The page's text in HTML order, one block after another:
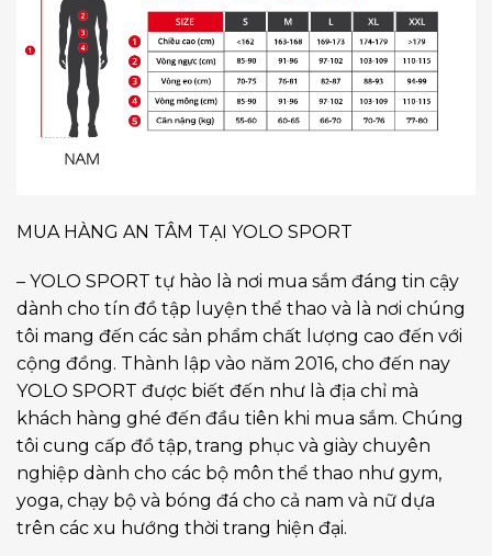
MUA HÀNG AN TÂM TẠI YOLO SPORT
– YOLO SPORT tự hào là nơi mua sắm đáng tin cậy
dành cho tín đồ tập luyện thể thao và là nơi chúng
tôi mang đến các sản phẩm chất lượng cao đến với
cộng đồng. Thành lập vào năm 2016, cho đến nay
YOLO SPORT được biết đến như là địa chỉ mà
khách hàng ghé đến đầu tiên khi mua sắm. Chúng
tôi cung cấp đồ tập, trang phục và giày chuyên
nghiệp dành cho các bộ môn thể thao như gym,
yoga, chạy bộ và bóng đá cho cả nam và nữ dựa
trên các xu hướng thời trang hiện đại.